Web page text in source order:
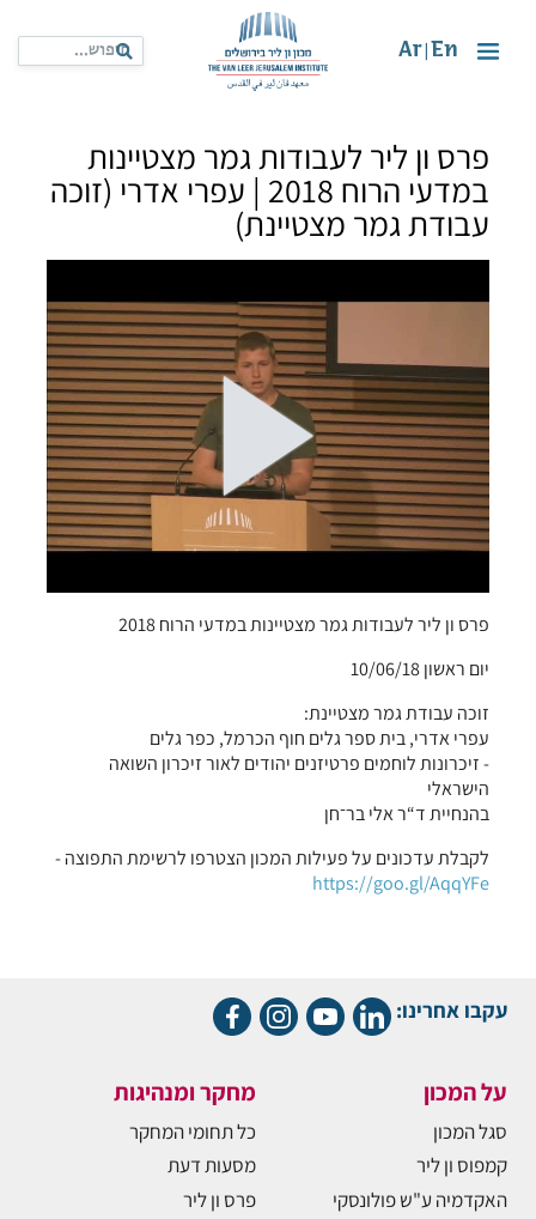
En
Ar
פרס ון ליר לעבודות גמר מצטיינות
במדעי הרוח 2018 | עפרי אדרי (זוכה
עבודת גמר מצטיינת)
פרס ון ליר לעבודות גמר מצטיינות במדעי הרוח 2018
יום ראשון 10/06/18
זוכה עבודת גמר מצטיינת:
עפרי אדרי, בית ספר גלים חוף הכרמל, כפר גלים
- זיכרונות לוחמים פרטיזנים יהודים לאור זיכרון השואה
הישראלי
בהנחיית ד“ר אלי בר־חן
לקבלת עדכונים על פעילות המכון הצטרפו לרשימת התפוצה -
https://goo.gl/AqqYFe
עקבו אחרינו:
על המכון
סגל המכון
קמפוס ון ליר
האקדמיה ע"ש פולונסקי
מחקר ומנהיגות
כל תחומי המחקר
מסעות דעת
פרס ון ליר